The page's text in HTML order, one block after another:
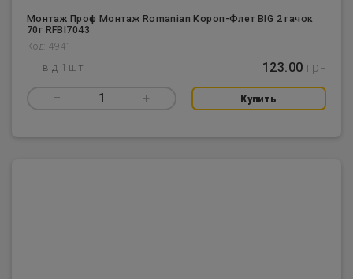
Монтаж Проф Монтаж Romanian Короп-Флет BIG 2 гачок
70г RFBI7043
Код: 4941
від 1 шт 123.00 грн
– 1 + Купить